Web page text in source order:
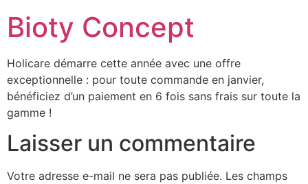
Bioty Concept
Holicare démarre cette année avec une offre
exceptionnelle : pour toute commande en janvier,
bénéficiez d’un paiement en 6 fois sans frais sur toute la
gamme !
Laisser un commentaire
Votre adresse e-mail ne sera pas publiée. Les champs